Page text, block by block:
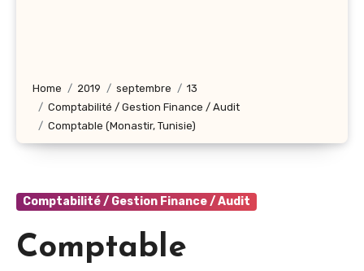
Home 2019 septembre
13
Comptabilité / Gestion Finance / Audit
Comptable (Monastir, Tunisie)
Comptabilité / Gestion Finance / Audit
Comptable